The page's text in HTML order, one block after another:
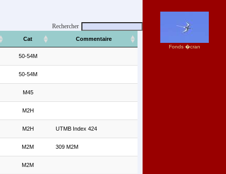
Rechercher
Cat Commentaire
50-54M
50-54M
M45
M2H
M2H UTMB Index 424
M2M 309 M2M
M2M
Fonds �cran